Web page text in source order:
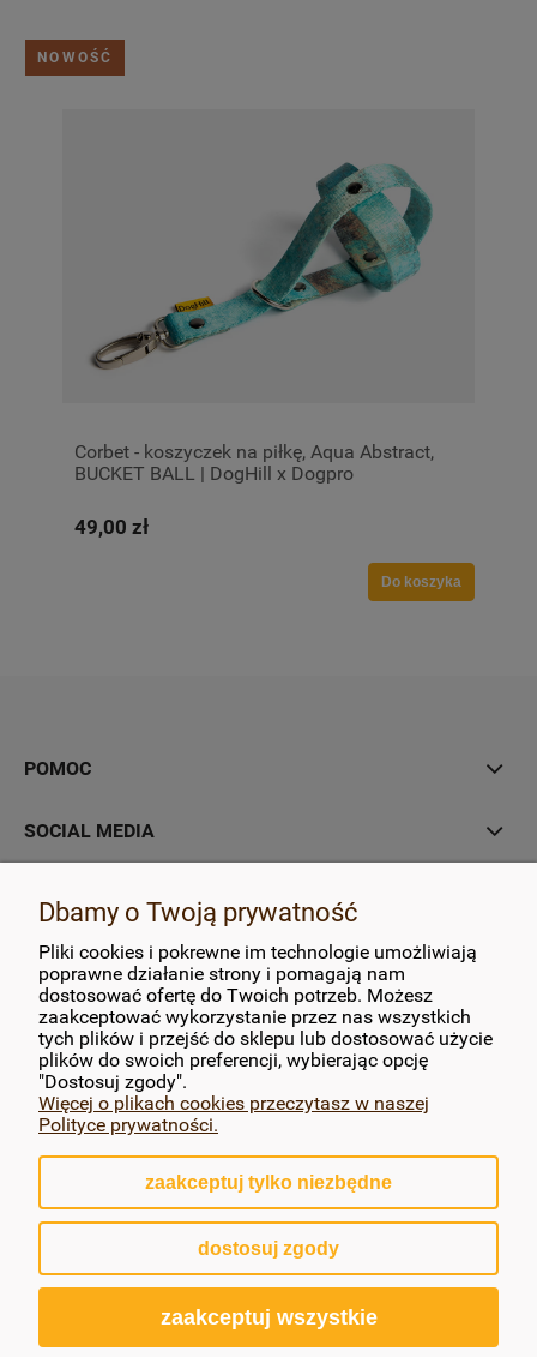
Corbet - koszyczek na piłkę, Aqua Abstract,
BUCKET BALL | DogHill x Dogpro
49,00 zł
Do koszyka
NOWOŚĆ
POMOC
SOCIAL MEDIA
PŁATNOŚCI I DOSTAWA
INFORMACJE
O NAS
pokaż pełną wersję strony
Dbamy o Twoją prywatność
Pliki cookies i pokrewne im technologie umożliwiają
poprawne działanie strony i pomagają nam
dostosować ofertę do Twoich potrzeb. Możesz
zaakceptować wykorzystanie przez nas wszystkich
tych plików i przejść do sklepu lub dostosować użycie
plików do swoich preferencji, wybierając opcję
"Dostosuj zgody".
Więcej o plikach cookies przeczytasz w naszej
Polityce prywatności.
zaakceptuj tylko niezbędne
dostosuj zgody
zaakceptuj wszystkie